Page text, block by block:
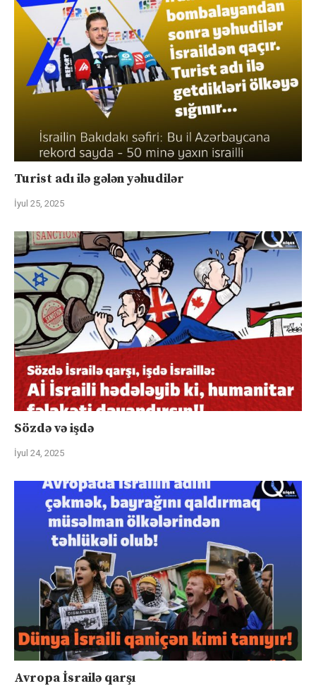
Turist adı ilə gələn yəhudilər
İyul 25, 2025
Sözdə və işdə
İyul 24, 2025
Avropa İsrailə qarşı